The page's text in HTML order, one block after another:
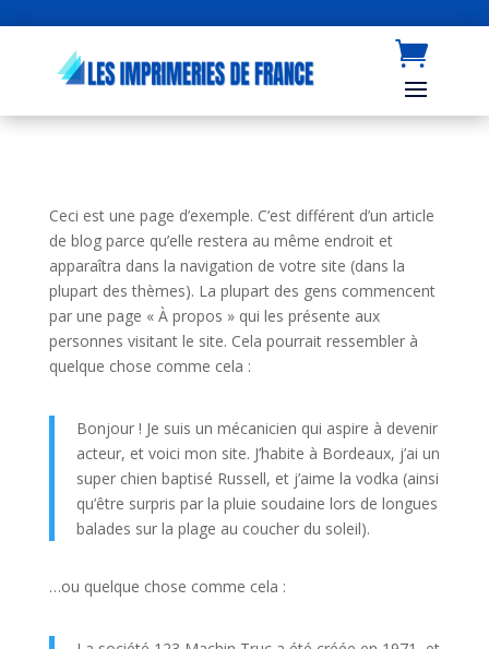
Ceci est une page d’exemple. C’est différent d’un article
de blog parce qu’elle restera au même endroit et
apparaîtra dans la navigation de votre site (dans la
plupart des thèmes). La plupart des gens commencent
par une page « À propos » qui les présente aux
personnes visitant le site. Cela pourrait ressembler à
quelque chose comme cela :
Bonjour ! Je suis un mécanicien qui aspire à devenir
acteur, et voici mon site. J’habite à Bordeaux, j’ai un
super chien baptisé Russell, et j’aime la vodka (ainsi
qu’être surpris par la pluie soudaine lors de longues
balades sur la plage au coucher du soleil).
…ou quelque chose comme cela :